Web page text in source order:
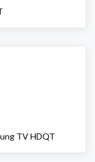
TV HDQT